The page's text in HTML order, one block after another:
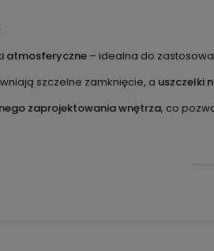
atmosferyczne – idealna do
szczelne zamknięcie, a uszczelki
zaprojektowania wnętrza, co